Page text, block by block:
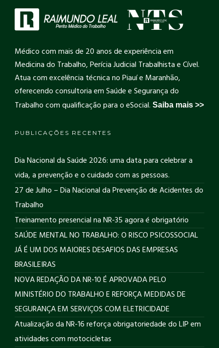
Médico com mais de 20 anos de experiência em
Medicina do Trabalho, Perícia Judicial Trabalhista e Cível.
Atua com excelência técnica no Piauí e Maranhão,
oferecendo consultoria em Saúde e Segurança do
Trabalho com qualificação para o eSocial. Saiba mais >>
PUBLICAÇÕES RECENTES
Dia Nacional da Saúde 2026: uma data para celebrar a
vida, a prevenção e o cuidado com as pessoas.
27 de Julho – Dia Nacional da Prevenção de Acidentes do
Trabalho
Treinamento presencial na NR-35 agora é obrigatório
SAÚDE MENTAL NO TRABALHO: O RISCO PSICOSSOCIAL
JÁ É UM DOS MAIORES DESAFIOS DAS EMPRESAS
BRASILEIRAS
NOVA REDAÇÃO DA NR-10 É APROVADA PELO
MINISTÉRIO DO TRABALHO E REFORÇA MEDIDAS DE
SEGURANÇA EM SERVIÇOS COM ELETRICIDADE
Atualização da NR-16 reforça obrigatoriedade do LIP em
atividades com motocicletas